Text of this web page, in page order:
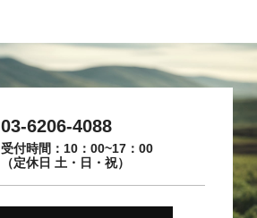
03-6206-4088
受付時間：10：00~17：00
（定休日 土・日・祝）